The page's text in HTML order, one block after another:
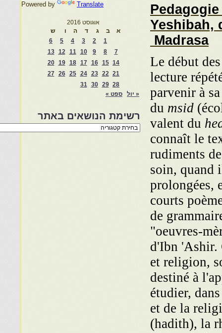
Yeshibah,
Madrasa
Le début
lecture
parvenir à
du msid
valent du
connaît le
rudiments
soin, quand
prolongées,
courts
de
"oeuvres-
d'Ibn 'Ashir.
et religion,
destiné à
étudier,
et de la
(hadith), la
Powered by Translate
אוגוסט 2016
א
ב ג ד ה ו
ש
1
2
3
4
5
6
7
8
9
10
11
12
13
14
15
16
17
18
19
20
21
22
23
24
25
26
27
28
29
30
31
« יול
ספט »
רשימת הנושאים באתר
רשימת
הנושאים